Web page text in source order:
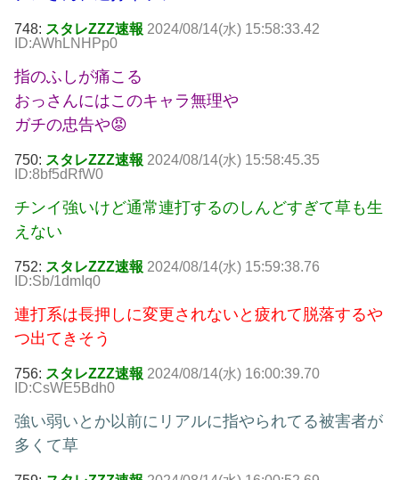
748: スタレZZZ速報 2024/08/14(水) 15:58:33.42
ID:AWhLNHPp0
指のふしが痛こる
おっさんにはこのキャラ無理や
ガチの忠告や😡
750: スタレZZZ速報 2024/08/14(水) 15:58:45.35
ID:8bf5dRfW0
チンイ強いけど通常連打するのしんどすぎて草も生
えない
752: スタレZZZ速報 2024/08/14(水) 15:59:38.76
ID:Sb/1dmIq0
連打系は長押しに変更されないと疲れて脱落するや
つ出てきそう
756: スタレZZZ速報 2024/08/14(水) 16:00:39.70
ID:CsWE5Bdh0
強い弱いとか以前にリアルに指やられてる被害者が
多くて草